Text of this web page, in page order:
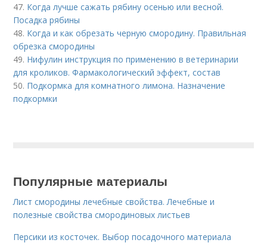
47. Когда лучше сажать рябину осенью или весной.
Посадка рябины
48. Когда и как обрезать черную смородину. Правильная
обрезка смородины
49. Нифулин инструкция по применению в ветеринарии
для кроликов. Фармакологический эффект, состав
50. Подкормка для комнатного лимона. Назначение
подкормки
Популярные материалы
Лист смородины лечебные свойства. Лечебные и
полезные свойства смородиновых листьев
Персики из косточек. Выбор посадочного материала